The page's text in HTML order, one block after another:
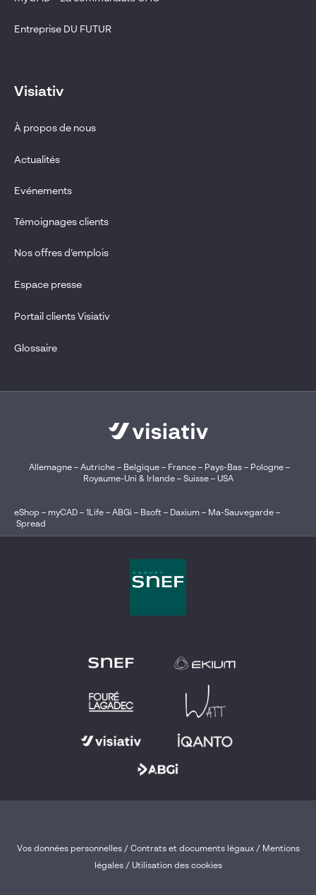
Entreprise DU FUTUR
Visiativ
À propos de nous
Actualités
Evénements
Témoignages clients
Nos offres d’emplois
Espace presse
Portail clients Visiativ
Glossaire
Allemagne– Autriche– Belgique – France– Pays-Bas– Pologne–
Royaume-Uni & Irlande– Suisse– USA
eShop – myCAD – 1Life – ABGi – Bsoft – Daxium – Ma-Sauvegarde –
Spread
Vos données personnelles/ Contrats et documents légaux/ Mentions
légales / Utilisation des cookies